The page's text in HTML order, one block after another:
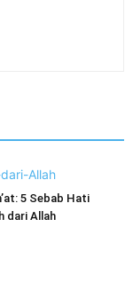
5 Sebab Hati
dari Allah